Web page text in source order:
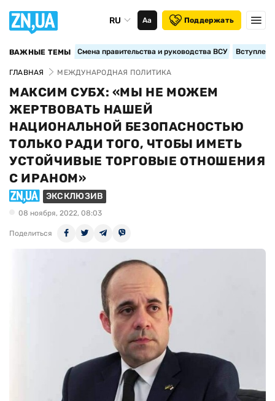
RU Аа Поддержать
ВАЖНЫЕ ТЕМЫ Смена правительства и руководства ВСУ
ГЛАВНАЯ МЕЖДУНАРОДНАЯ ПОЛИТИКА
МАКСИМ СУБХ: «МЫ НЕ МОЖЕМ
ЖЕРТВОВАТЬ НАШЕЙ
НАЦИОНАЛЬНОЙ БЕЗОПАСНОСТЬЮ
ТОЛЬКО РАДИ ТОГО, ЧТОБЫ ИМЕТЬ
УСТОЙЧИВЫЕ ТОРГОВЫЕ ОТНОШЕНИЯ
С ИРАНОМ»
ЭКСКЛЮЗИВ
08 ноября, 2022, 08:03
Поделиться